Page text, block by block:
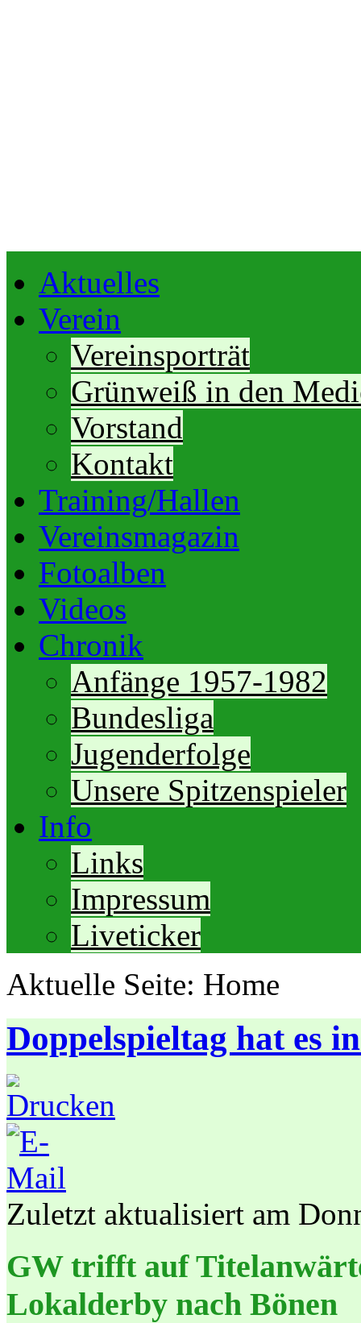
Aktuelles
Verein
Vereinsporträt
Grünweiß in den
Vorstand
Kontakt
Training/Hallen
Vereinsmagazin
Fotoalben
Videos
Chronik
Anfänge 1957-1982
Bundesliga
Jugenderfolge
Unsere Spitzenspieler
Info
Links
Impressum
Liveticker
Aktuelle Seite: Home
Doppelspieltag hat es
Zuletzt aktualisiert am
GW trifft auf
Lokalderby nach Bönen